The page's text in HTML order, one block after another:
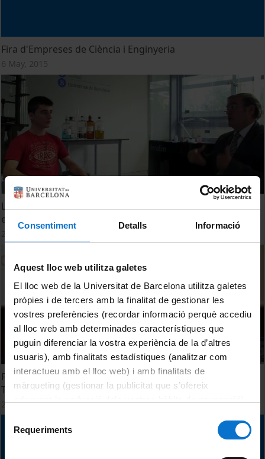
Consentiment Detalls Informació
Aquest lloc web utilitza galetes
El lloc web de la Universitat de Barcelona utilitza galetes
pròpies i de tercers amb la finalitat de gestionar les
vostres preferències (recordar informació perquè accediu
al lloc web amb determinades característiques que
puguin diferenciar la vostra experiència de la d’altres
usuaris), amb finalitats estadístiques (analitzar com
interactueu amb el lloc web) i amb finalitats de
màrqueting (gestionar la publicitat que s’ofereix
consultar laPolítica de galetes del lloc web de la
Selecció
Requeriments
Fira d'Empreses de Ciència i Enginyeria
6 May, 2015
L’estudiant amb millor nota de Selectivitat de Lleida
estudiarà Química a la UB
Presentació i benvinguda a la 'Jornada BKC sobre Ciència i
Tecnologia en l'àmbit alimentari'
20 June, 2013